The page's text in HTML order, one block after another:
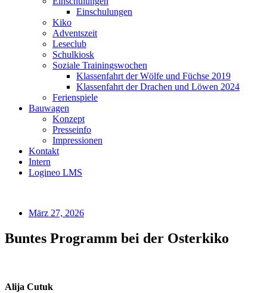
Einschulungen
Kiko
Adventszeit
Leseclub
Schulkiosk
Soziale Trainingswochen
Klassenfahrt der Wölfe und Füchse 2019
Klassenfahrt der Drachen und Löwen 2024
Ferienspiele
Bauwagen
Konzept
Presseinfo
Impressionen
Kontakt
Intern
Logineo LMS
März 27, 2026
Buntes Programm bei der Osterkiko
Alija Cutuk